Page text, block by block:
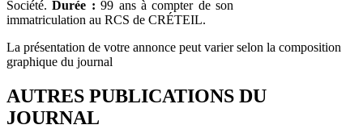
Société.Durée : 99 ans à compter de son
immatriculation au RCS de CRÉTEIL.
La présentation de votre annonce peut varier selon la composition
graphique du journal
AUTRES PUBLICATIONS DU
JOURNAL